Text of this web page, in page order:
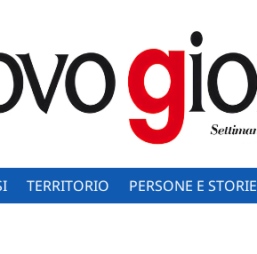
TERRITORIO PERSONE E STORIE